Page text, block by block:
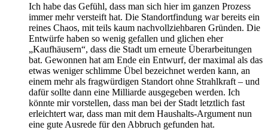
Ich habe das Gefühl, dass man sich hier im ganzen Prozess
immer mehr versteift hat. Die Standortfindung war bereits ein
reines Chaos, mit teils kaum nachvollziehbaren Gründen. Die
Entwürfe haben so wenig gefallen und glichen eher
„Kaufhäusern“, dass die Stadt um erneute Überarbeitungen
bat. Gewonnen hat am Ende ein Entwurf, der maximal als das
etwas weniger schlimme Übel bezeichnet werden kann, an
einem mehr als fragwürdigen Standort ohne Strahlkraft – und
dafür sollte dann eine Milliarde ausgegeben werden. Ich
könnte mir vorstellen, dass man bei der Stadt letztlich fast
erleichtert war, dass man mit dem Haushalts-Argument nun
eine gute Ausrede für den Abbruch gefunden hat.